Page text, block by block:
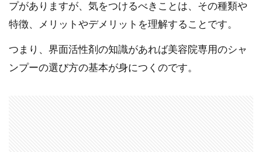
プがありますが、気をつけるべきことは、その種類や
特徴、メリットやデメリットを理解することです。
つまり、界面活性剤の知識があれば美容院専用のシャ
ンプーの選び方の基本が身につくのです。